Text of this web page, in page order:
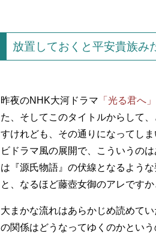
放置しておくと平安貴族み
昨夜のNHK大河ドラマ 「光る君へ」
た、そしてこのタイトルからして
すけれども、その通りになってし
ビドラマ風の展開で、こういうの
は『源氏物語』の伏線となるよう
と、なるほど藤壺女御のアレです
大まかな流れはあらかじめ読めて
の関係はどうなってゆくのかとい